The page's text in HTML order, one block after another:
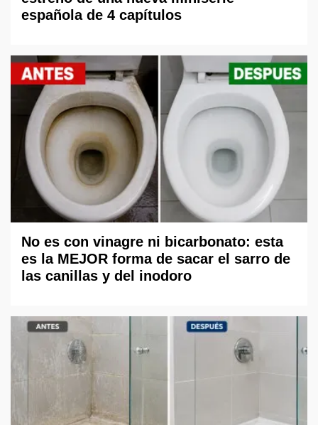
española de 4 capítulos
No es con vinagre ni bicarbonato: esta
es la MEJOR forma de sacar el sarro de
las canillas y del inodoro